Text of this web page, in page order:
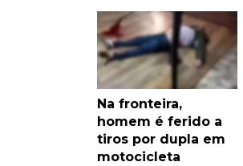
Na fronteira,
homem é ferido a
tiros por dupla em
motocicleta